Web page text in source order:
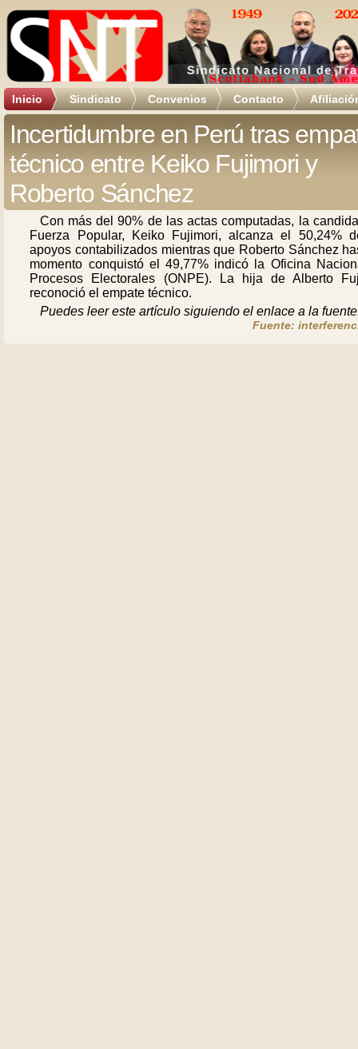
Inicio Sindicato Convenios Contacto
Incertidumbre en Perú tras
técnico entre Keiko Fujimori y
Roberto Sánchez
Con más del 90% de las actas computadas, la
Fuerza Popular, Keiko Fujimori, alcanza el 50,24%
apoyos contabilizados mientras que Roberto Sánchez
momento conquistó el 49,77% indicó la Oficina
Procesos Electorales (ONPE). La hija de Alberto
reconoció el empate técnico.
Puedes leer este artículo siguiendo el enlace a la
Fuente: